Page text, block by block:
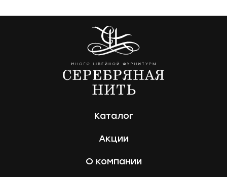
Каталог
Акции
О компании